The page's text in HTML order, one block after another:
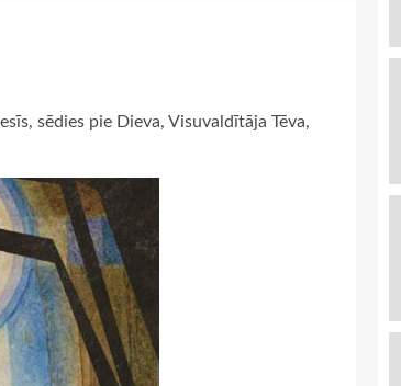
sēdies pie Dieva, Visuvaldītāja Tēva,